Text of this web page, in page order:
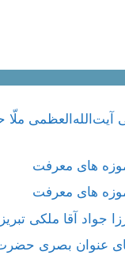
آیت‌الله‌العظمی
های معرفت
های معرفت
جواد آقا ملکی
عنوان بصری حضرت